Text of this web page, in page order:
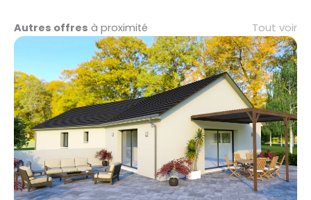
Autres offres à proximité Tout voir